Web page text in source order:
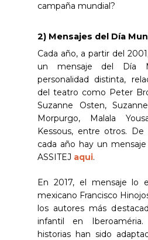
campaña mundial?
2) Mensajes del Día
Cada año, a partir del
un mensaje del Día
personalidad distinta,
del teatro como Peter
Suzanne Osten,
Morpurgo, Malala
Kessous, entre otros.
cada año hay un
ASSITEJ aqui.
En 2017, el mensaje lo
mexicano Francisco
los autores más
infantil en
historias han sido